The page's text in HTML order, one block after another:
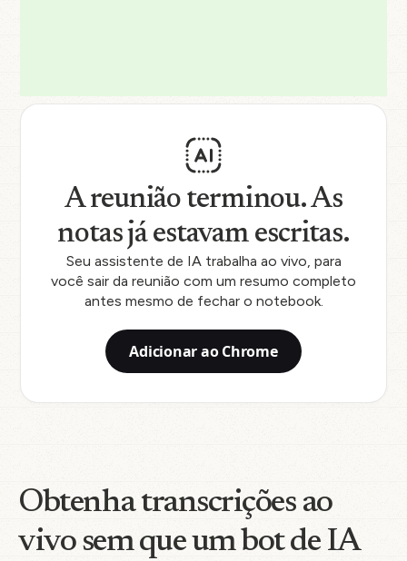
A reunião terminou. As
notas já estavam escritas.
Seu assistente de IA trabalha ao vivo, para
você sair da reunião com um resumo completo
antes mesmo de fechar o notebook.
Adicionar ao Chrome
Obtenha transcrições ao
vivo sem que um bot de IA